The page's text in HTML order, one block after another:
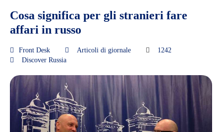
Cosa significa per gli stranieri fare
affari in russo
Front Desk Articoli di giornale
1242
Discover Russia